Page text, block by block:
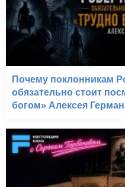
Город
Почему поклонникам
обязательно стоит
богом» Алексея